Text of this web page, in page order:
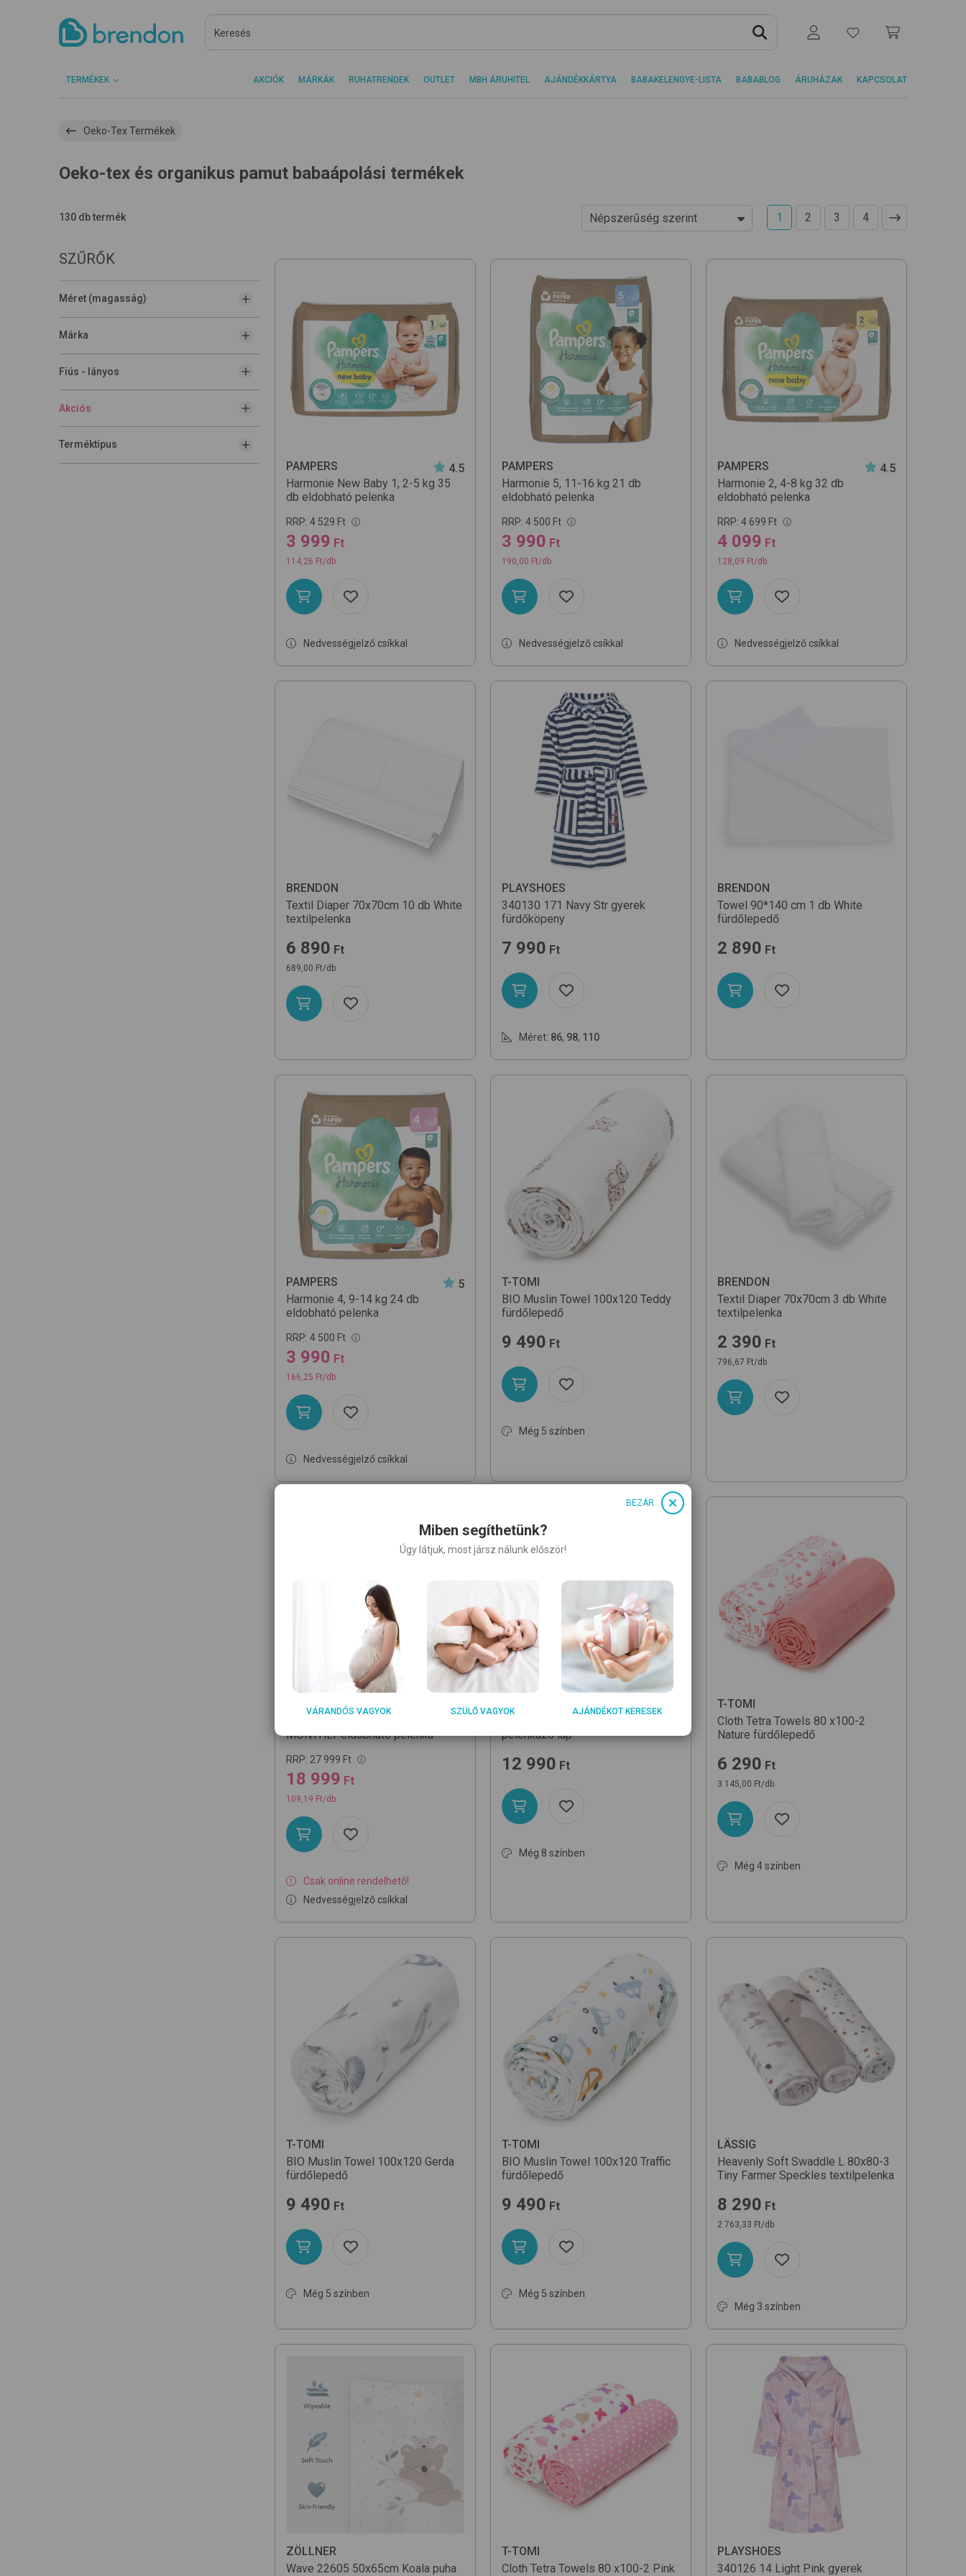
TERMÉKEK AKCIÓK MÁRKÁK RUHATRENDEK OUTLET MBH ÁRUHITEL AJÁNDÉKKÁRTYA BABAKELENGYE-LISTA BABABLOG ÁRUHÁZAK KAPCSOLAT
Oeko-Tex Termékek
Oeko-tex és organikus pamut babaápolási termékek
130 db termék Népszerűség szerint
Ár szerint csökkenő
Népszerűség szerint
Újdonságok
Egységár szerint növekvő
Egységár szerint csökkenő
Név szerint (A-Z)
1 2 3 4
SZŰRŐK
Méret (magasság)
Márka
Fiús - lányos
Akciós
Terméktípus
PAMPERS
4.5
Harmonie New Baby 1, 2-5 kg 35
db eldobható pelenka
RRP: 4 529 Ft
3 999 Ft
114,26 Ft/db
Nedvességjelző csíkkal
PAMPERS
Harmonie 5, 11-16 kg 21 db
eldobható pelenka
RRP: 4 500 Ft
3 990 Ft
190,00 Ft/db
Nedvességjelző csíkkal
PAMPERS
4.5
Harmonie 2, 4-8 kg 32 db
eldobható pelenka
RRP: 4 699 Ft
4 099 Ft
128,09 Ft/db
Nedvességjelző csíkkal
BRENDON
Textil Diaper 70x70cm 10 db White
textilpelenka
6 890 Ft
689,00 Ft/db
PLAYSHOES
340130 171 Navy Str gyerek
fürdőköpeny
7 990 Ft
Méret: 86, 98, 110
BRENDON
Towel 90*140 cm 1 db White
fürdőlepedő
2 890 Ft
PAMPERS
5
Harmonie 4, 9-14 kg 24 db
eldobható pelenka
RRP: 4 500 Ft
3 990 Ft
166,25 Ft/db
Nedvességjelző csíkkal
T-TOMI
BIO Muslin Towel 100x120 Teddy
fürdőlepedő
9 490 Ft
Még 5 színben
BRENDON
Textil Diaper 70x70cm 3 db White
textilpelenka
2 390 Ft
796,67 Ft/db
PAMPERS
4
MONTHLY eldobható pelenka
RRP: 27 999 Ft
18 999 Ft
109,19 Ft/db
Csak online rendelhető!
Nedvességjelző csíkkal
pelenkázó lap
12 990 Ft
Még 8 színben
T-TOMI
Cloth Tetra Towels 80 x100-2
Nature fürdőlepedő
6 290 Ft
3 145,00 Ft/db
Még 4 színben
T-TOMI
BIO Muslin Towel 100x120 Gerda
fürdőlepedő
9 490 Ft
Még 5 színben
T-TOMI
BIO Muslin Towel 100x120 Traffic
fürdőlepedő
9 490 Ft
Még 5 színben
LÄSSIG
Heavenly Soft Swaddle L 80x80-3
Tiny Farmer Speckles textilpelenka
8 290 Ft
2 763,33 Ft/db
Még 3 színben
ZÖLLNER
Wave 22605 50x65cm Koala puha
T-TOMI
Cloth Tetra Towels 80 x100-2 Pink
PLAYSHOES
340126 14 Light Pink gyerek
Miben segíthetünk?
Úgy látjuk, most jársz nálunk először!
VÁRANDÓS VAGYOK SZÜLŐ VAGYOK AJÁNDÉKOT KERESEK
BEZÁR